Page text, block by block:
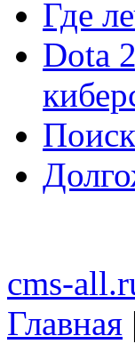
Где
Dota
cms-
Главная